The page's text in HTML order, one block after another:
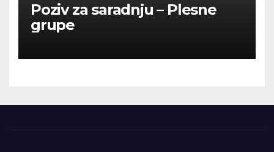
Poziv za saradnju – Plesne
grupe